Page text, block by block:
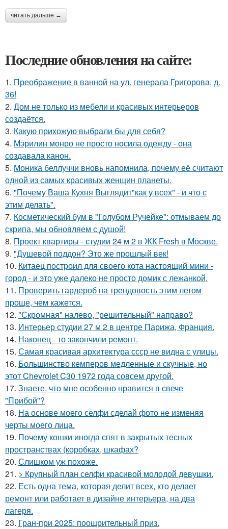
читать дальше →
Последние обновления на сайте:
1. Преображение в ванной на ул. генерала Григорова, д.
36!
2. Дом не только из мебели и красивых интерьеров
создаётся.
3. Какую прихожую выбрали бы для себя?
4. Мэрилин монро не просто носила одежду - она
создавала канон.
5. Моника беллуччи вновь напомнила, почему её считают
одной из самых красивых женщин планеты.
6. "Почему Ваша Кухня Выглядит"как у всех" - и что с
этим делать".
7. Косметический бум в "Голубом Ручейке": отмываем до
скрипа, мы обновляем с душой!
8. Проект квартиры - студии 24 м 2 в ЖК Fresh в Москве.
9. "Душевой поддон? Это же прошлый век!
10. Китаец построил для своего кота настоящий мини -
город - и это уже далеко не просто домик с лежанкой.
11. Проверить гардероб на трендовость этим летом
проще, чем кажется.
12. "Скромная" налево, "решительный" направо?
13. Интерьер студии 27 м 2 в центре Парижа, Франция.
14. Наконец - то закончили ремонт.
15. Самая красивая архитектура ссср не видна с улицы.
16. Большинство кемперов медленные и скучные, но
этот Chevrolet C30 1972 года совсем другой.
17. Знаете, что мне особенно нравится в свече
"Прибой"?
18. На основе моего селфи сделай фото не изменяя
черты моего лица.
19. Почему кошки иногда спят в закрытых тесных
пространствах (коробках, шкафах?
20. Слишком уж похоже.
21. > Крупный план селфи красивой молодой девушки.
22. Есть одна тема, которая делит всех, кто делает
ремонт или работает в дизайне интерьера, на два
лагеря.
23. Гран-при 2025: поощрительный приз.